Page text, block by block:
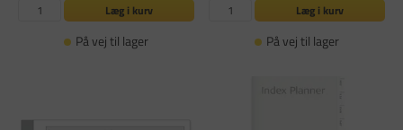
Læg i kurv
På vej til lager
Læg i kurv
På vej til lager